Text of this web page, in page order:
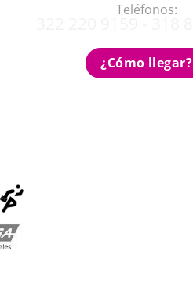
Teléfonos:
¿Cómo llegar?